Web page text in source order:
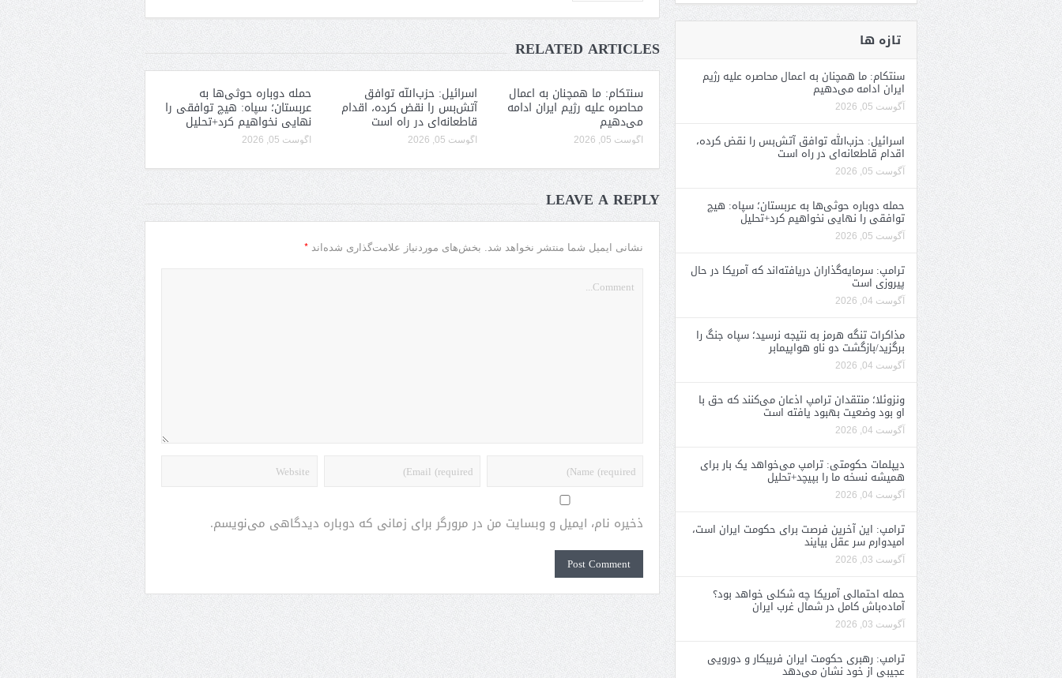
RELATED ARTICLES
سنتکام: ما همچنان به اعمال
محاصره علیه رژیم ایران ادامه
می‌دهیم
آگوست 05, 2026
اسرائیل: حزب‌الله توافق
آتش‌بس را نقض کرده، اقدام
قاطعانه‌ای در راه است
آگوست 05, 2026
حمله دوباره حوثی‌ها به
عربستان؛ سپاه: هیچ توافقی را
نهایی نخواهیم کرد+تحلیل
آگوست 05, 2026
LEAVE A REPLY
نشانی ایمیل شما منتشر نخواهد شد. بخش‌های موردنیاز علامت‌گذاری شده‌اند *
ذخیره نام، ایمیل و وبسایت من در مرورگر برای زمانی که دوباره دیدگاهی می‌نویسم.
تازه ها
سنتکام: ما همچنان به اعمال محاصره علیه رژیم
ایران ادامه می‌دهیم
آگوست 05, 2026
اسرائیل: حزب‌الله توافق آتش‌بس را نقض کرده،
اقدام قاطعانه‌ای در راه است
آگوست 05, 2026
حمله دوباره حوثی‌ها به عربستان؛ سپاه: هیچ
توافقی را نهایی نخواهیم کرد+تحلیل
آگوست 05, 2026
ترامپ: سرمایه‌گذاران دریافته‌اند که آمریکا در حال
پیروزی است
آگوست 04, 2026
مذاکرات تنگه هرمز به نتیجه نرسید؛ سپاه جنگ را
برگزید/بازگشت دو ناو هواپیمابر
آگوست 04, 2026
ونزوئلا؛ منتقدان ترامپ اذعان می‌کنند که حق با
او بود وضعیت بهبود یافته است
آگوست 04, 2026
دیپلمات حکومتی: ترامپ می‌خواهد یک بار برای
همیشه نسخه ما را بپیچد+تحلیل
آگوست 04, 2026
ترامپ: این آخرین فرصت برای حکومت ایران است،
امیدوارم سر عقل بیایند
آگوست 03, 2026
حمله احتمالی آمریکا چه شکلی خواهد بود؟
آماده‌باش کامل در شمال غرب ایران
آگوست 03, 2026
ترامپ: رهبری حکومت ایران فریبکار و دورویی
عجیبی از خود نشان می‌دهد